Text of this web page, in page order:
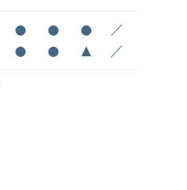
● ● ●
／
● ● ▲ ／